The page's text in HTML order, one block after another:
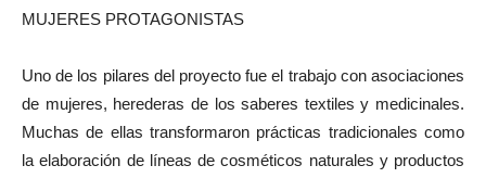
MUJERES PROTAGONISTAS
Uno de los pilares del proyecto fue el trabajo con asociaciones
de mujeres, herederas de los saberes textiles y medicinales.
Muchas de ellas transformaron prácticas tradicionales como
la elaboración de líneas de cosméticos naturales y productos